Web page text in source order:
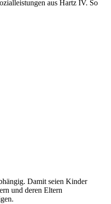
aus Hartz IV. So
Damit seien Kinder
und deren Eltern